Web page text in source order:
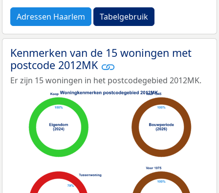
Adressen Haarlem Tabelgebruik
Kenmerken van de 15 woningen met
postcode 2012MK
Er zijn 15 woningen in het postcodegebied 2012MK.